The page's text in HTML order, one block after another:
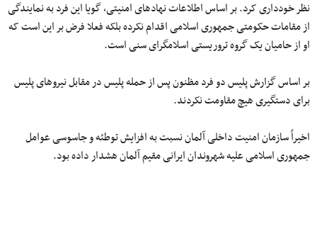
نظر خودداری کرد. بر اساس اطلاعات نهادهای امنیتی، گویا این فرد به نمایندگی
از مقامات حکومتی جمهوری اسلامی اقدام نکرده بلکه فعلا فرض بر این است که
او از حامیان یک گروه تروریستی اسلامگرای سنی است.
بر اساس گزارش پلیس دو فرد مظنون پس از حمله پلیس در مقابل نیروهای پلیس
برای دستگیری هیچ مقاومت نکردند.
اخیراً سازمان امنیت داخلی آلمان نسبت به افزایش توطئه و جاسوسی عوامل
جمهوری اسلامی علیه شهروندان ایرانی مقیم آلمان هشدار داده بود.